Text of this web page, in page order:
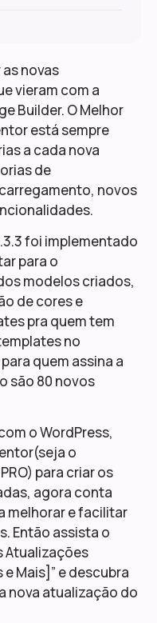
novas
vieram com a
Builder. O Melhor
está sempre
a cada nova
de
novos
foi implementado
para o
modelos criados,
de cores e
pra quem tem
no
quem assina a
são 80 novos
o WordPress,
o
para criar os
agora conta
melhorar e facilitar
Então assista o
Atualizações
Mais]” e descubra
nova atualização do